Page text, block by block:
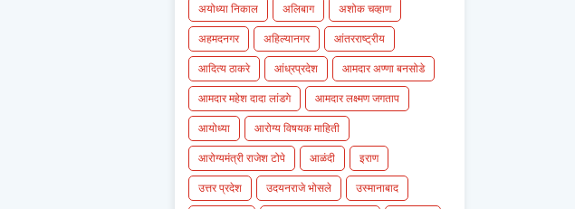
अयोध्या निकाल
अलिबाग
अशोक चव्हाण
अहमदनगर
अहिल्यानगर
आंतरराष्ट्रीय
आदित्य ठाकरे
आंध्रप्रदेश
आमदार अण्णा बनसोडे
आमदार महेश दादा लांडगे
आमदार लक्ष्मण जगताप
आयोध्या
आरोग्य विषयक माहिती
आरोग्यमंत्री राजेश टोपे
आळंदी
इराण
उत्तर प्रदेश
उदयनराजे भोसले
उस्मानाबाद